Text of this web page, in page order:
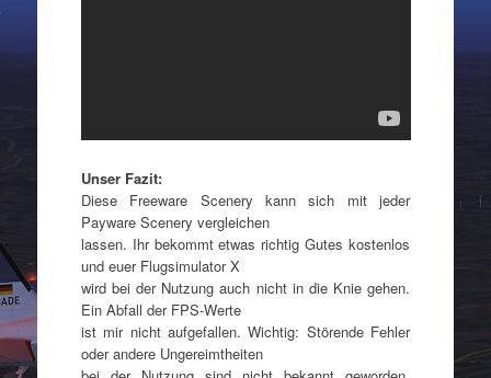
Unser Fazit:
Diese Freeware Scenery kann sich mit jeder
Payware Scenery vergleichen
lassen. Ihr bekommt etwas richtig Gutes kostenlos
und euer Flugsimulator X
wird bei der Nutzung auch nicht in die Knie gehen.
Ein Abfall der FPS-Werte
ist mir nicht aufgefallen. Wichtig: Störende Fehler
oder andere Ungereimtheiten